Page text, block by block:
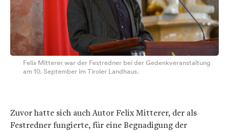
Felix Mitterer war der Festredner bei der Gedenkveranstaltung
am 10. September im Tiroler Landhaus.
Zuvor hatte sich auch Autor Felix Mitterer, der als
Festredner fungierte, für eine Begnadigung der